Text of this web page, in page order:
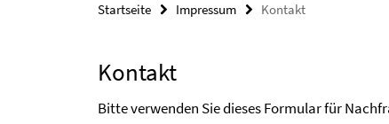
Startseite Impressum Kontakt
Kontakt
Bitte verwenden Sie dieses Formular für